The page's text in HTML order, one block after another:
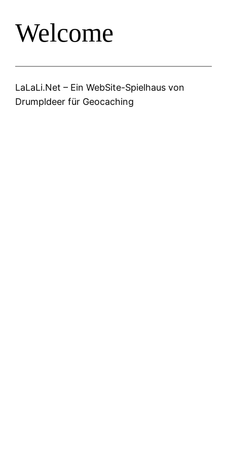
Zum
Inhalt
Welcome
LaLaLi.Net – Ein WebSite-Spielhaus von
Drumpldeer für Geocaching